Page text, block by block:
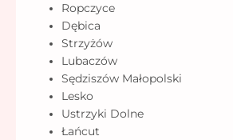
Ropczyce
Dębica
Strzyżów
Lubaczów
Sędziszów Małopolski
Lesko
Ustrzyki Dolne
Łańcut